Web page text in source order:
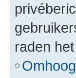
raden
Omhoog